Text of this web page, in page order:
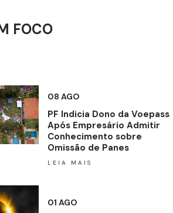
FOCO
08 AGO
PF Indicia Dono da Voepass
Após Empresário Admitir
Conhecimento sobre
Omissão de Panes
LEIA MAIS
01 AGO